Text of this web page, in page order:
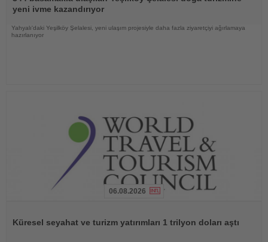
yeni ivme kazandırıyor
Yahyalı'daki Yeşilköy Şelalesi, yeni ulaşım projesiyle daha fazla ziyaretçiyi ağırlamaya
hazırlanıyor
06.08.2026
Küresel seyahat ve turizm yatırımları 1 trilyon doları aştı